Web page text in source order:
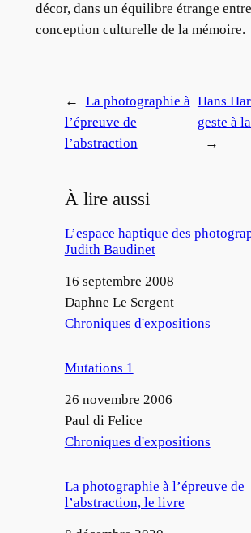
décor, dans un équilibre étrange
conception culturelle de la mémoire.
←
La photographie à
l’épreuve de
l’abstraction
Hans
geste à
→
À lire aussi
L’espace haptique des
Judith Baudinet
Date
16 septembre 2008
Auteur
Daphne Le Sergent
Par rapport à
Chroniques d'expositions
Mutations 1
Date
26 novembre 2006
Auteur
Paul di Felice
Par rapport à
Chroniques d'expositions
La photographie à l’épreuve de
l’abstraction, le livre